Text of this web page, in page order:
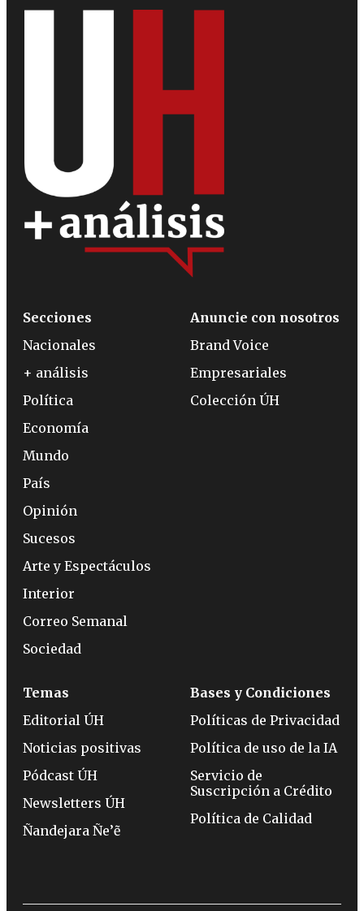
Secciones
Nacionales
+ análisis
Política
Economía
Mundo
País
Opinión
Sucesos
Arte y Espectáculos
Interior
Correo Semanal
Sociedad
Anuncie con nosotros
Brand Voice
Empresariales
Colección ÚH
Temas
Editorial ÚH
Noticias positivas
Pódcast ÚH
Newsletters ÚH
Ñandejara Ñe’ẽ
Bases y Condiciones
Políticas de Privacidad
Política de uso de la IA
Servicio de
Suscripción a Crédito
Política de Calidad